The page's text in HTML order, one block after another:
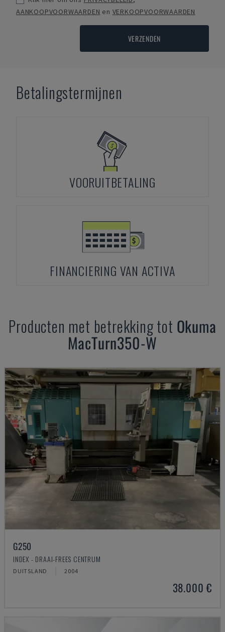
AANKOOPVOORWAARDEN en VERKOOPVOORWAARDEN
VERZENDEN
Betalingstermijnen
VOORUITBETALING
FINANCIERING VAN ACTIVA
Producten met betrekking tot Okuma
MacTurn350-W
G250
INDEX - DRAAI-FREES CENTRUM
DUITSLAND 2004
38.000 €